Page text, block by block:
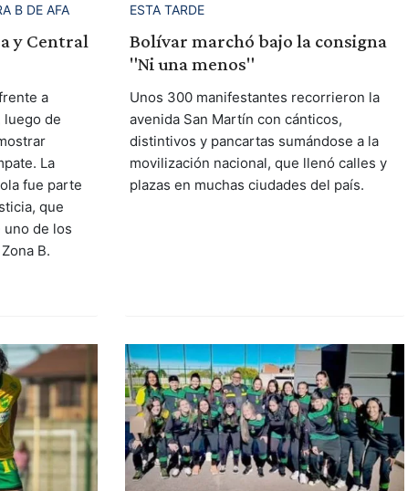
B DE AFA
y Central
a
luego de
La
fue parte
que
uno de los
B.
ESTA TARDE
Bolívar marchó bajo la consigna
"Ni una menos"
Unos 300 manifestantes recorrieron la
avenida San Martín con cánticos,
distintivos y pancartas sumándose a la
movilización nacional, que llenó calles y
plazas en muchas ciudades del país.